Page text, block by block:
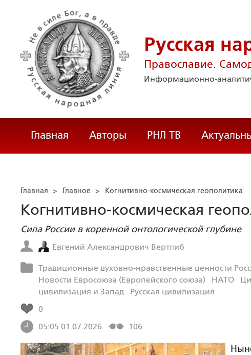
Русская
Православие.
Информационно-
Главная Авторы РНЛ ТВ
Главная > Главное > Когнитивно-космическая геополитика
Когнитивно-космическая
Сила России в коренной онтологической глубине
Евгений Александрович Вертлиб
Традиционные духовно-нравственные ценности
Новости Евросоюза (Европейского союза)
НАТО
цивилизация и Запад
Русская цивилизация
0
05:05 01.07.2026
106